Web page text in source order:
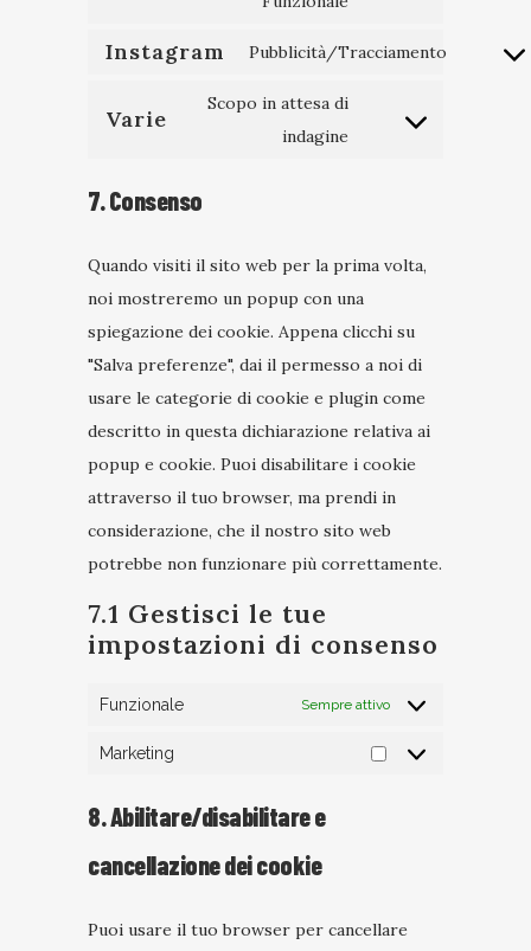
service
Instagram Pubblicità/Tracciamento
Consent
Varie
Scopo in attesa di
indagine
Consent
7. Consenso
Quando visiti il sito web per la prima volta,
noi mostreremo un popup con una
spiegazione dei cookie. Appena clicchi su
"Salva preferenze", dai il permesso a noi di
usare le categorie di cookie e plugin come
descritto in questa dichiarazione relativa ai
popup e cookie. Puoi disabilitare i cookie
attraverso il tuo browser, ma prendi in
considerazione, che il nostro sito web
potrebbe non funzionare più correttamente.
7.1 Gestisci le tue
impostazioni di consenso
Funzionale Sempre attivo
Marketing
8. Abilitare/disabilitare e
cancellazione dei cookie
Puoi usare il tuo browser per cancellare